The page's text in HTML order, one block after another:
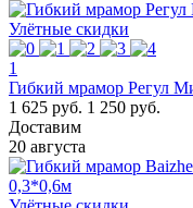
Улётные скидки
1
Гибкий мрамор Регул
1 625 руб. 1 250 руб.
Доставим
20 августа